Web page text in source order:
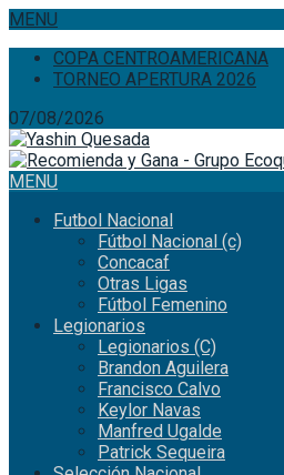
MENU
COPA CENTROAMERICANA
TORNEO APERTURA 2026
07/08/2026
MENU
Futbol Nacional
Fútbol Nacional (c)
Concacaf
Otras Ligas
Fútbol Femenino
Legionarios
Legionarios (C)
Brandon Aguilera
Francisco Calvo
Keylor Navas
Manfred Ugalde
Patrick Sequeira